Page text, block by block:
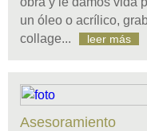
un óleo o acrílico,
collage...
leer más
Asesoramiento